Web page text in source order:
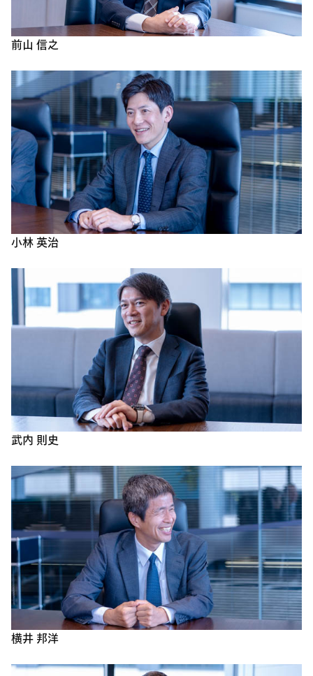
前山 信之
小林 英治
武内 則史
横井 邦洋